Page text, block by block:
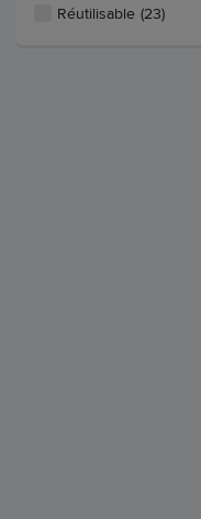
Réutilisable (23)